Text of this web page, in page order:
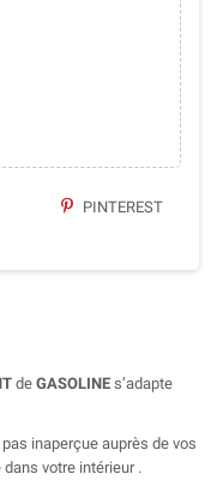
PINTEREST
de GASOLINE s’adapte
inaperçue auprès de vos
votre intérieur .